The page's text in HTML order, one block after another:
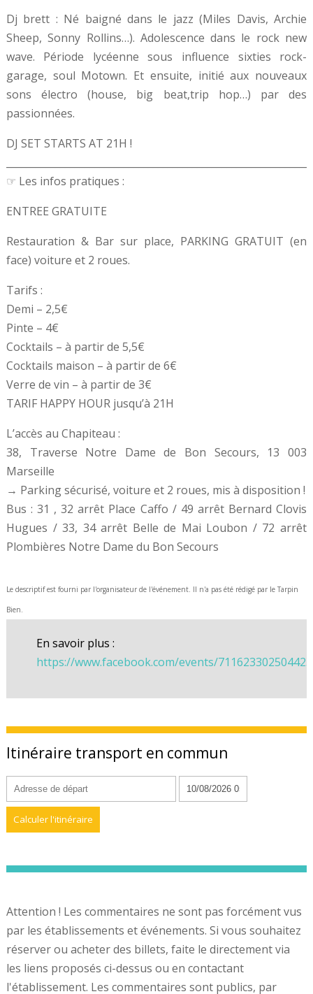
Dj brett : Né baigné dans le jazz (Miles Davis, Archie
Sheep, Sonny Rollins…). Adolescence dans le rock new
wave. Période lycéenne sous influence sixties rock-
garage, soul Motown. Et ensuite, initié aux nouveaux
sons électro (house, big beat,trip hop…) par des
passionnées.
DJ SET STARTS AT 21H !
☞ Les infos pratiques :
ENTREE GRATUITE
Restauration & Bar sur place, PARKING GRATUIT (en
face) voiture et 2 roues.
Tarifs :
Demi – 2,5€
Pinte – 4€
Cocktails – à partir de 5,5€
Cocktails maison – à partir de 6€
Verre de vin – à partir de 3€
TARIF HAPPY HOUR jusqu’à 21H
L’accès au Chapiteau :
38, Traverse Notre Dame de Bon Secours, 13 003
Marseille
→ Parking sécurisé, voiture et 2 roues, mis à disposition !
Bus : 31 , 32 arrêt Place Caffo / 49 arrêt Bernard Clovis
Hugues / 33, 34 arrêt Belle de Mai Loubon / 72 arrêt
Plombières Notre Dame du Bon Secours
Le descriptif est fourni par l'organisateur de l'événement. Il n'a pas été rédigé par le Tarpin
Bien.
En savoir plus :
https://www.facebook.com/events/
Itinéraire transport en commun
Attention ! Les commentaires ne sont pas forcément vus
par les établissements et événements. Si vous souhaitez
réserver ou acheter des billets, faite le directement via
les liens proposés ci-dessus ou en contactant
l'établissement. Les commentaires sont publics, par